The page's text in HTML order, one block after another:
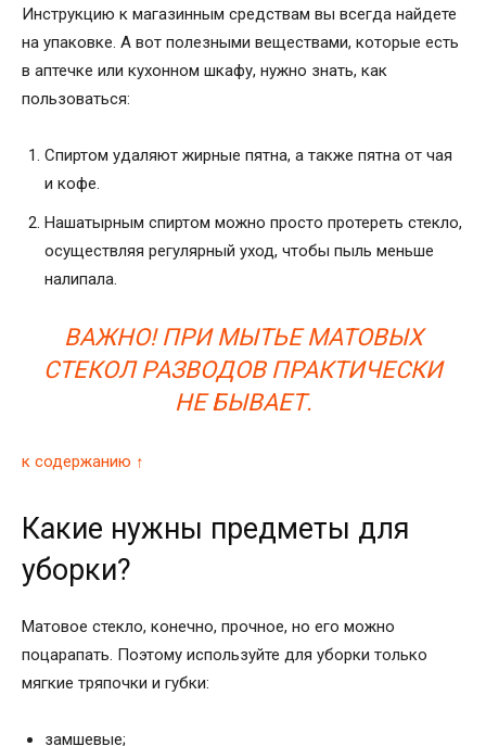
Инструкцию к магазинным средствам вы всегда найдете
на упаковке. А вот полезными веществами, которые есть
в аптечке или кухонном шкафу, нужно знать, как
пользоваться:
Спиртом удаляют жирные пятна, а также пятна от чая
и кофе.
Нашатырным спиртом можно просто протереть стекло,
осуществляя регулярный уход, чтобы пыль меньше
налипала.
ВАЖНО! ПРИ МЫТЬЕ МАТОВЫХ
СТЕКОЛ РАЗВОДОВ ПРАКТИЧЕСКИ
НЕ БЫВАЕТ.
к содержанию ↑
Какие нужны предметы для
уборки?
Матовое стекло, конечно, прочное, но его можно
поцарапать. Поэтому используйте для уборки только
мягкие тряпочки и губки:
замшевые;